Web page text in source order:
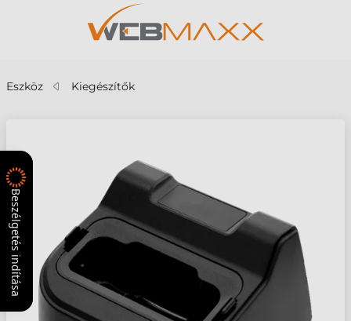
Eszköz Kiegészítők
Beszélgetés indítása